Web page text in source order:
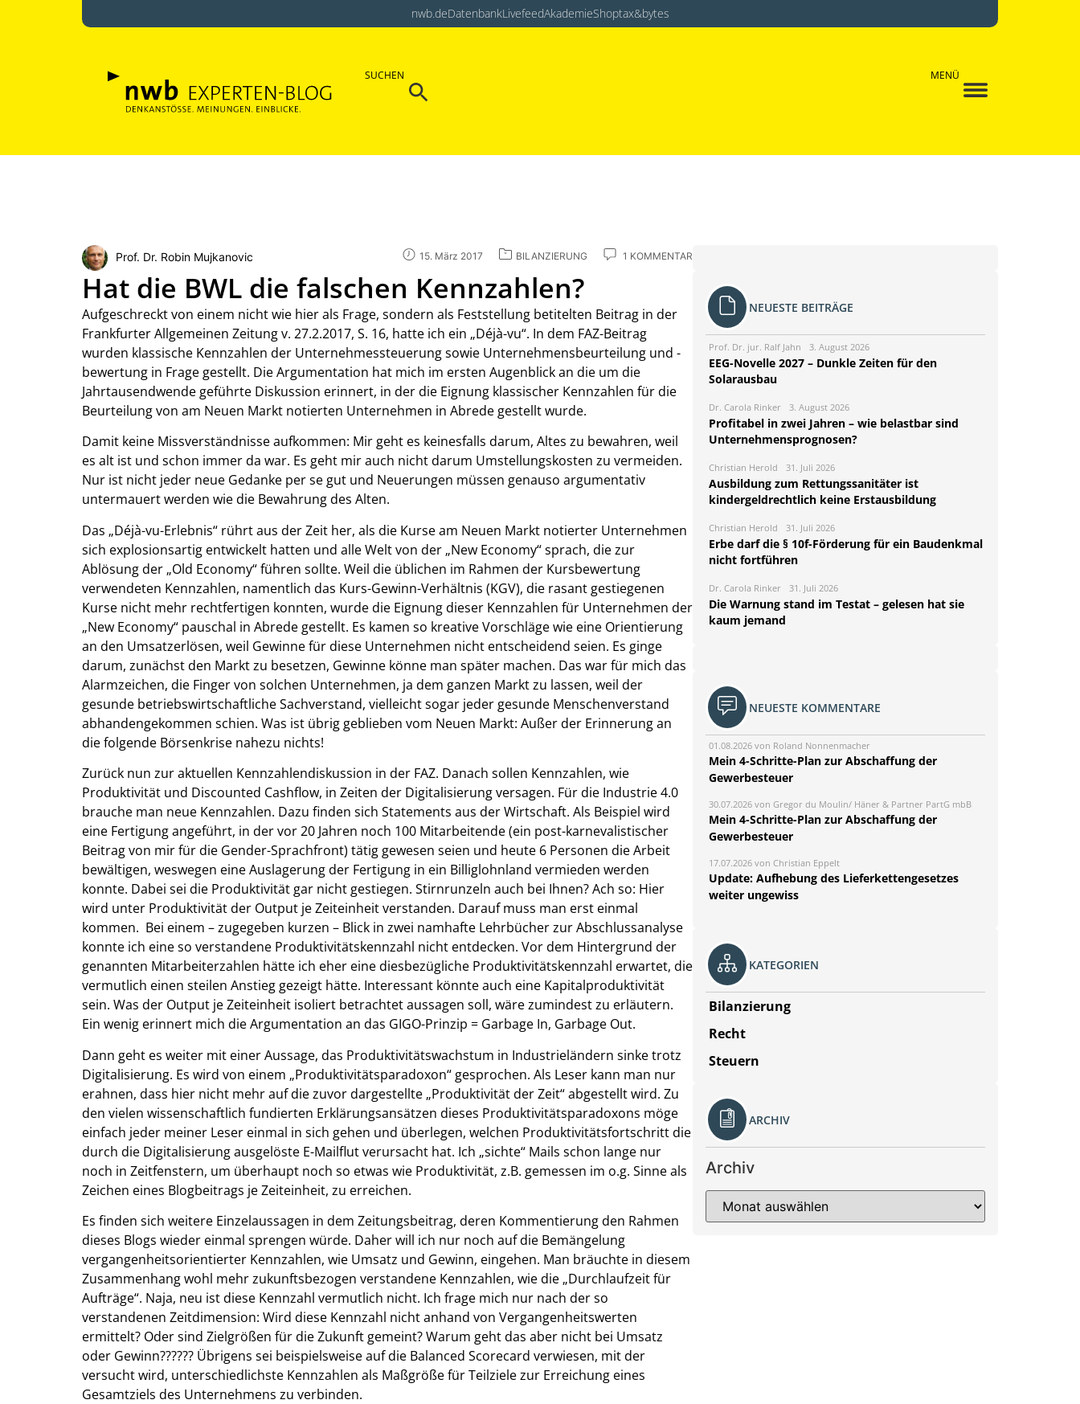
nwb.deDatenbankLivefeedAkademieShoptax&bytes
SUCHEN
Search
MENÜ
Prof. Dr. Robin Mujkanovic 15. März 2017 BILANZIERUNG 1 KOMMENTAR
Hat die BWL die falschen Kennzahlen?
Aufgeschreckt von einem nicht wie hier als Frage, sondern als Feststellung betitelten Beitrag in der
Frankfurter Allgemeinen Zeitung v. 27.2.2017, S. 16, hatte ich ein „Déjà-vu“. In dem FAZ-Beitrag
wurden klassische Kennzahlen der Unternehmessteuerung sowie Unternehmensbeurteilung und -
bewertung in Frage gestellt. Die Argumentation hat mich im ersten Augenblick an die um die
Jahrtausendwende geführte Diskussion erinnert, in der die Eignung klassischer Kennzahlen für die
Beurteilung von am Neuen Markt notierten Unternehmen in Abrede gestellt wurde.
Damit keine Missverständnisse aufkommen: Mir geht es keinesfalls darum, Altes zu bewahren, weil
es alt ist und schon immer da war. Es geht mir auch nicht darum Umstellungskosten zu vermeiden.
Nur ist nicht jeder neue Gedanke per se gut und Neuerungen müssen genauso argumentativ
untermauert werden wie die Bewahrung des Alten.
Das „Déjà-vu-Erlebnis“ rührt aus der Zeit her, als die Kurse am Neuen Markt notierter Unternehmen
sich explosionsartig entwickelt hatten und alle Welt von der „New Economy“ sprach, die zur
Ablösung der „Old Economy“ führen sollte. Weil die üblichen im Rahmen der Kursbewertung
verwendeten Kennzahlen, namentlich das Kurs-Gewinn-Verhältnis (KGV), die rasant gestiegenen
Kurse nicht mehr rechtfertigen konnten, wurde die Eignung dieser Kennzahlen für Unternehmen der
„New Economy“ pauschal in Abrede gestellt. Es kamen so kreative Vorschläge wie eine Orientierung
an den Umsatzerlösen, weil Gewinne für diese Unternehmen nicht entscheidend seien. Es ginge
darum, zunächst den Markt zu besetzen, Gewinne könne man später machen. Das war für mich das
Alarmzeichen, die Finger von solchen Unternehmen, ja dem ganzen Markt zu lassen, weil der
gesunde betriebswirtschaftliche Sachverstand, vielleicht sogar jeder gesunde Menschenverstand
abhandengekommen schien. Was ist übrig geblieben vom Neuen Markt: Außer der Erinnerung an
die folgende Börsenkrise nahezu nichts!
Zurück nun zur aktuellen Kennzahlendiskussion in der FAZ. Danach sollen Kennzahlen, wie
Produktivität und Discounted Cashflow, in Zeiten der Digitalisierung versagen. Für die Industrie 4.0
brauche man neue Kennzahlen. Dazu finden sich Statements aus der Wirtschaft. Als Beispiel wird
eine Fertigung angeführt, in der vor 20 Jahren noch 100 Mitarbeitende (ein post-karnevalistischer
Beitrag von mir für die Gender-Sprachfront) tätig gewesen seien und heute 6 Personen die Arbeit
bewältigen, weswegen eine Auslagerung der Fertigung in ein Billiglohnland vermieden werden
konnte. Dabei sei die Produktivität gar nicht gestiegen. Stirnrunzeln auch bei Ihnen? Ach so: Hier
wird unter Produktivität der Output je Zeiteinheit verstanden. Darauf muss man erst einmal
kommen. Bei einem – zugegeben kurzen – Blick in zwei namhafte Lehrbücher zur Abschlussanalyse
konnte ich eine so verstandene Produktivitätskennzahl nicht entdecken. Vor dem Hintergrund der
genannten Mitarbeiterzahlen hätte ich eher eine diesbezügliche Produktivitätskennzahl erwartet, die
vermutlich einen steilen Anstieg gezeigt hätte. Interessant könnte auch eine Kapitalproduktivität
sein. Was der Output je Zeiteinheit isoliert betrachtet aussagen soll, wäre zumindest zu erläutern.
Ein wenig erinnert mich die Argumentation an das GIGO-Prinzip = Garbage In, Garbage Out.
Dann geht es weiter mit einer Aussage, das Produktivitätswachstum in Industrieländern sinke trotz
Digitalisierung. Es wird von einem „Produktivitätsparadoxon“ gesprochen. Als Leser kann man nur
erahnen, dass hier nicht mehr auf die zuvor dargestellte „Produktivität der Zeit“ abgestellt wird. Zu
den vielen wissenschaftlich fundierten Erklärungsansätzen dieses Produktivitätsparadoxons möge
einfach jeder meiner Leser einmal in sich gehen und überlegen, welchen Produktivitätsfortschritt die
durch die Digitalisierung ausgelöste E-Mailflut verursacht hat. Ich „sichte“ Mails schon lange nur
noch in Zeitfenstern, um überhaupt noch so etwas wie Produktivität, z.B. gemessen im o.g. Sinne als
Zeichen eines Blogbeitrags je Zeiteinheit, zu erreichen.
Es finden sich weitere Einzelaussagen in dem Zeitungsbeitrag, deren Kommentierung den Rahmen
dieses Blogs wieder einmal sprengen würde. Daher will ich nur noch auf die Bemängelung
vergangenheitsorientierter Kennzahlen, wie Umsatz und Gewinn, eingehen. Man bräuchte in diesem
Zusammenhang wohl mehr zukunftsbezogen verstandene Kennzahlen, wie die „Durchlaufzeit für
Aufträge“. Naja, neu ist diese Kennzahl vermutlich nicht. Ich frage mich nur nach der so
verstandenen Zeitdimension: Wird diese Kennzahl nicht anhand von Vergangenheitswerten
ermittelt? Oder sind Zielgrößen für die Zukunft gemeint? Warum geht das aber nicht bei Umsatz
oder Gewinn?????? Übrigens sei beispielsweise auf die Balanced Scorecard verwiesen, mit der
versucht wird, unterschiedlichste Kennzahlen als Maßgröße für Teilziele zur Erreichung eines
Gesamtziels des Unternehmens zu verbinden.
NEUESTE BEITRÄGE
Prof. Dr. jur. Ralf Jahn 3. August 2026
EEG-Novelle 2027 – Dunkle Zeiten für den
Solarausbau
Dr. Carola Rinker 3. August 2026
Profitabel in zwei Jahren – wie belastbar sind
Unternehmensprognosen?
Christian Herold 31. Juli 2026
Ausbildung zum Rettungssanitäter ist
kindergeldrechtlich keine Erstausbildung
Christian Herold 31. Juli 2026
Erbe darf die § 10f-Förderung für ein Baudenkmal
nicht fortführen
Dr. Carola Rinker 31. Juli 2026
Die Warnung stand im Testat – gelesen hat sie
kaum jemand
NEUESTE KOMMENTARE
01.08.2026 von Roland Nonnenmacher
Mein 4-Schritte-Plan zur Abschaffung der
Gewerbesteuer
30.07.2026 von Gregor du Moulin/ Häner & Partner PartG mbB
Mein 4-Schritte-Plan zur Abschaffung der
Gewerbesteuer
17.07.2026 von Christian Eppelt
Update: Aufhebung des Lieferkettengesetzes
weiter ungewiss
KATEGORIEN
Bilanzierung
Recht
Steuern
ARCHIV
Archiv